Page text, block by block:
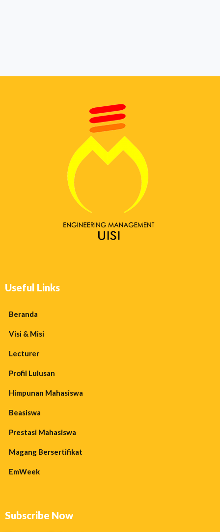
Useful Links
Beranda
Visi & Misi
Lecturer
Profil Lulusan
Himpunan Mahasiswa
Beasiswa
Prestasi Mahasiswa
Magang Bersertifikat
EmWeek
Subscribe Now